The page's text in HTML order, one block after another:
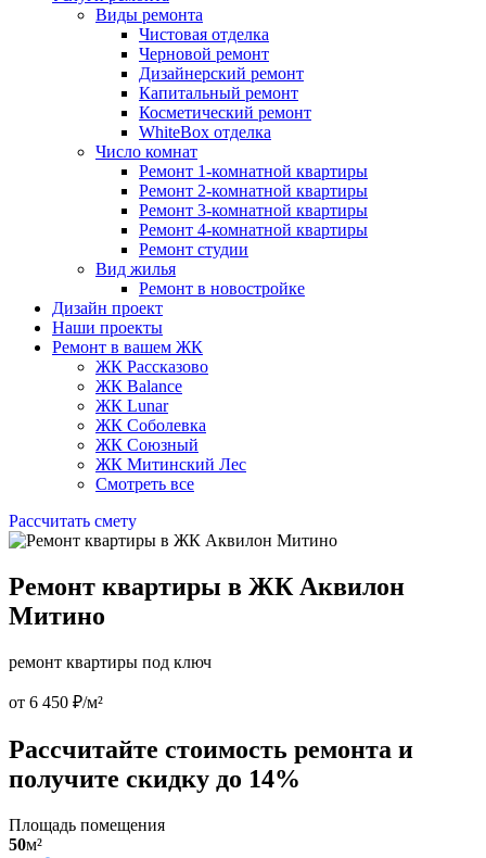
Виды ремонта
Чистовая отделка
Черновой ремонт
Дизайнерский ремонт
Капитальный ремонт
Косметический ремонт
WhiteBox отделка
Число комнат
Ремонт 1-комнатной квартиры
Ремонт 2-комнатной квартиры
Ремонт 3-комнатной квартиры
Ремонт 4-комнатной квартиры
Ремонт студии
Вид жилья
Ремонт в новостройке
Дизайн проект
Наши проекты
Ремонт в вашем ЖК
ЖК Рассказово
ЖК Balance
ЖК Lunar
ЖК Соболевка
ЖК Союзный
ЖК Митинский Лес
Смотреть все
Рассчитать смету
Ремонт квартиры в ЖК Аквилон
Митино
ремонт квартиры под ключ
от 6 450 ₽/м²
Рассчитайте стоимость ремонта и
получите скидку до 14%
Площадь помещения
50м²